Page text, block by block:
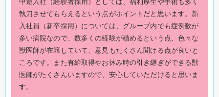
執刀させてもらえるという点がポイントだと思います。新
入社員（新卒採用）については、グループ内でも症例数が
多い病院なので、数多くの経験が積めるという点、色々な
獣医師が在籍していて、意見もたくさん聞ける点が良いと
ころです。また有給取得やお休み時の引き継ぎができる獣
医師がたくさんいますので、安心していただけると思いま
す。